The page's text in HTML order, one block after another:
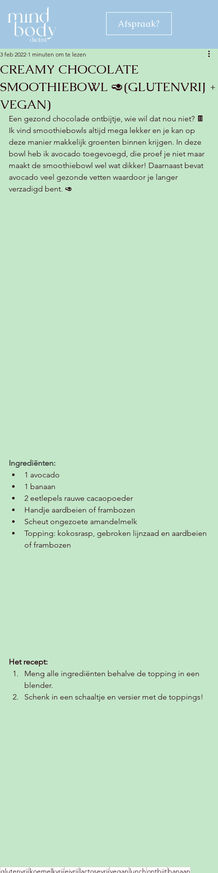
Afspraak?
CREAMY CHOCOLATE
SMOOTHIEBOWL 🥑(GLUTENVRIJ +
VEGAN)
3 feb 2022 1 minuten om te lezen
Een gezond chocolade ontbijtje, wie wil dat nou niet? 🍫
Ik vind smoothiebowls altijd mega lekker en je kan op
deze manier makkelijk groenten binnen krijgen. In deze
bowl heb ik avocado toegevoegd, die proef je niet maar
maakt de smoothiebowl wel wat dikker! Daarnaast bevat
avocado veel gezonde vetten waardoor je langer
verzadigd bent. 🥑
Ingrediënten:
1 avocado
1 banaan
2 eetlepels rauwe cacaopoeder
Handje aardbeien of frambozen
Scheut ongezoete amandelmelk
Topping: kokosrasp, gebroken lijnzaad en aardbeien
of frambozen
Het recept:
Meng alle ingrediënten behalve de topping in een
blender.
Schenk in een schaaltje en versier met de toppings!
glutenvrijkoemelkvrijeivrijlactosevrijvegan lunchontbijtbanaan